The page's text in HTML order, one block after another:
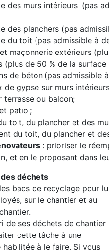
des murs intérieurs (pas
des planchers (pas
du toit (pas admissible à
maçonnerie extérieurs
(plus de 50 % de la
de béton (pas admissible
de gypse sur murs
terrasse ou balcon;
patio ;
toit, du plancher et des
du toit, du plancher et
: prioriser le
et en le proposant dans
déchets
bacs de recyclage pour lui
sur le chantier et au
de ses déchets de chantier
cette tâche à une
habilitée à le faire. Si vous